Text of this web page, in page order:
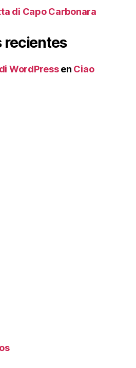
di Capo Carbonara
recientes
WordPressen Ciao